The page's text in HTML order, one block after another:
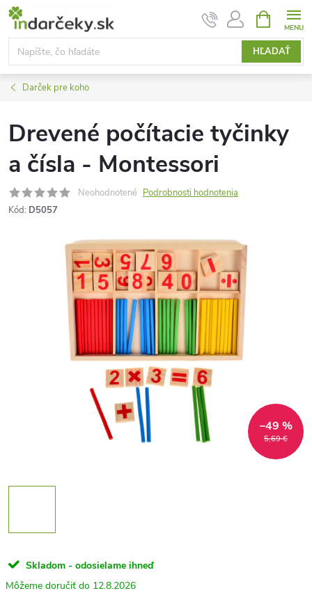
Prejsť
obsah
HĽADAŤ
KOŠÍK
Darček pre koho
Drevené počítacie tyčinky
a čísla - Montessori
Neohodnotené Podrobnosti hodnotenia
Kód: D5057
5,69 €
–49 %
Skladom - odosielame ihneď
12.8.2026